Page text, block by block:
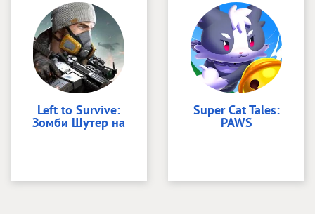
Left to Survive:
Зомби Шутер на
Super Cat Tales:
PAWS